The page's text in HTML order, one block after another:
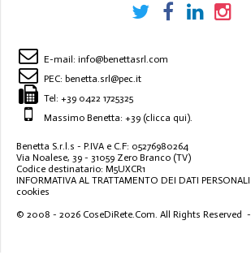
E-mail: info@benettasrl.com
PEC: benetta.srl@pec.it
Tel: +39 0422 1725325
Massimo Benetta: +39 (clicca qui).
Benetta S.r.l.s - P.IVA e C.F: 05276980264
Via Noalese, 39 - 31059 Zero Branco (TV)
Codice destinatario: M5UXCR1
INFORMATIVA AL TRATTAMENTO DEI DATI PERSONALI
cookies
© 2008 - 2026 CoseDiRete.Com. All Rights Reserved -